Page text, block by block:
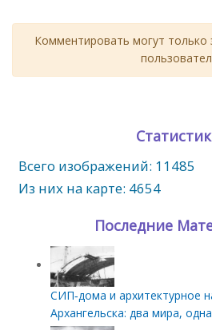
Комментировать могут только
Всего изображений: 11485
Из них на карте: 4654
Последние
СИП‑дома и архитектурное
Архангельска: два мира,